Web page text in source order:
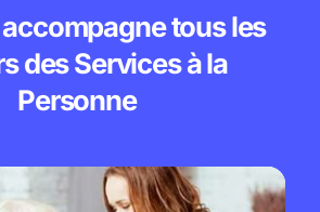
tous les
des Services à la
Personne